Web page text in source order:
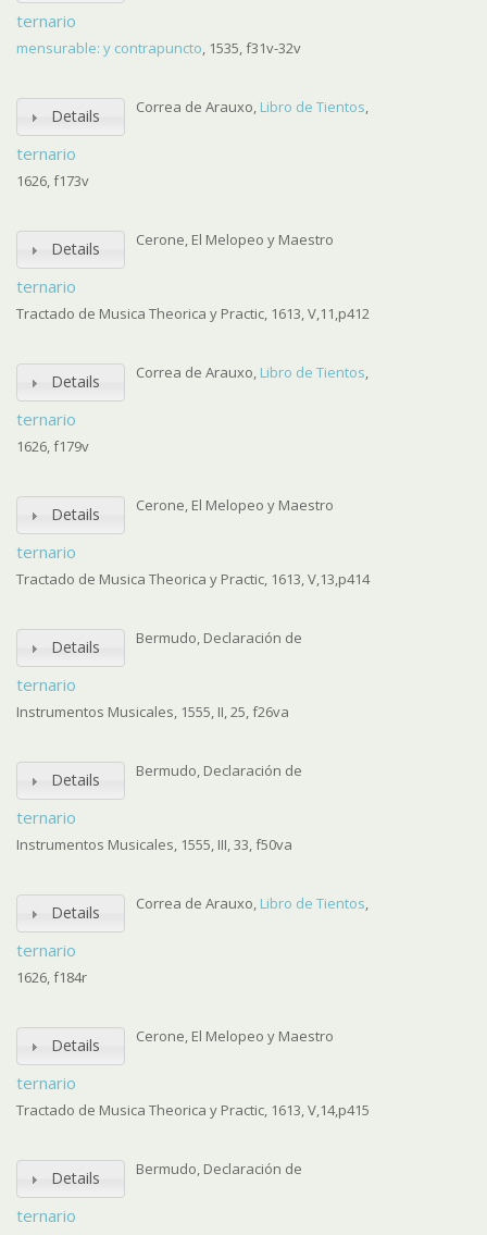
ternario
mensurable: y contrapuncto, 1535, f31v-32v
Details
ternario
Correa de Arauxo, Libro de Tientos,
1626, f173v
Details
ternario
Cerone, El Melopeo y Maestro
Tractado de Musica Theorica y Practic, 1613, V,11,p412
Details
ternario
Correa de Arauxo, Libro de Tientos,
1626, f179v
Details
ternario
Cerone, El Melopeo y Maestro
Tractado de Musica Theorica y Practic, 1613, V,13,p414
Details
ternario
Bermudo, Declaración de
Instrumentos Musicales, 1555, II, 25, f26va
Details
ternario
Bermudo, Declaración de
Instrumentos Musicales, 1555, III, 33, f50va
Details
ternario
Correa de Arauxo, Libro de Tientos,
1626, f184r
Details
ternario
Cerone, El Melopeo y Maestro
Tractado de Musica Theorica y Practic, 1613, V,14,p415
Details
ternario
Bermudo, Declaración de